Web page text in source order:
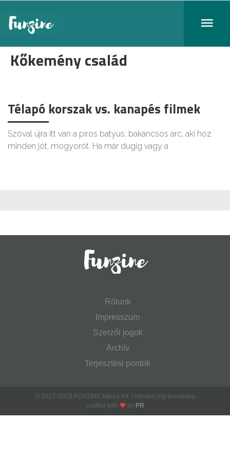
Kőkemény család
Télapó korszak vs. kanapés filmek
Szóval újra itt van a piros batyus, bakancsos arc, aki hoz
minden jót, mogyorót. Ha már dugig vagy a
Rólunk
Impresszum
Szerzői jogok
Archív
Terjesztési pontok
© 2017-2018 FUNZINE Média Kft. | Minden jog fenntartva
crafted with
by PR